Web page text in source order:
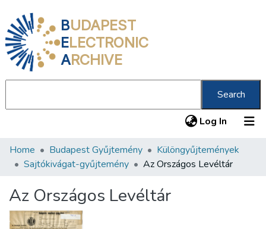
BUDAPEST
ELECTRONIC
ARCHIVE
Search
Log In (current)
Communities & Collections
Statistics
About us
Home Budapest Gyűjtemény
Különgyűjtemények
Sajtókivágat-gyűjtemény
Az Országos Levéltár
Az Országos Levéltár